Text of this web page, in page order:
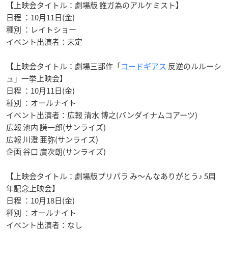
【上映会タイトル：劇場版 誰ガ為のアルケミスト】
日程 ：10月11日(金)
種別 ：レイトショー
イベント出演者：未定
【上映会タイトル：劇場三部作「コードギアス 反逆のルルーシ
ュ」一挙上映会】
日程 ：10月11日(金)
種別 ：オールナイト
イベント出演者：広報 清水 博之(バンダイナムコアーツ)
広報 池内 謙一郎(サンライズ)
広報 川澄 亜弥(サンライズ)
企画 谷口 廣次朗(サンライズ)
【上映会タイトル：劇場版プリパラ み～んなありがとう♪ 5周
年記念上映会】
日程 ：10月18日(金)
種別 ：オールナイト
イベント出演者：なし